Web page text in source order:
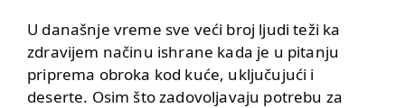
U današnje vreme sve veći broj ljudi teži ka
zdravijem načinu ishrane kada je u pitanju
priprema obroka kod kuće, uključujući i
deserte. Osim što zadovoljavaju potrebu za